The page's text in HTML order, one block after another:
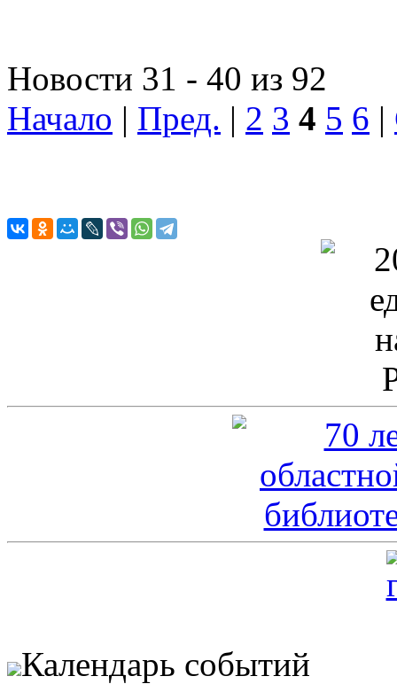
Новости 31 - 40 из 92
Начало | Пред. | 2 3 4 5 6 |
Календарь событий